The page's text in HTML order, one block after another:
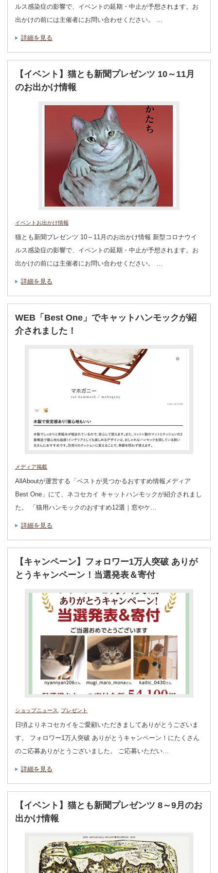
ルス感染症の影響で、イベントの延期・中止が予想されます。お
出かけの前には主催者にお問い合わせください。 …
詳細を見る
【イベント】猫とも新聞プレゼンツ 10～11月
のお出かけ情報
イベントお出かけ情報
猫とも新聞プレゼンツ 10～11月のお出かけ情報 新型コロナウイ
ルス感染症の影響で、イベントの延期・中止が予想されます。お
出かけの前には主催者にお問い合わせください。 …
詳細を見る
WEB「Best One」でキャットハンモックが紹
介されました！
メディア掲載
AllAboutが運営する「ベストが見つかるおすすめ情報メディア
Best One」にて、ネコセカイ キャットハンモックが紹介されまし
た。 「猫用ハンモックのおすすめ12選｜窓やケ…
詳細を見る
【キャンペーン】フォロワー1万人突破 ありが
とうキャンペーン！当選発表＆寄付
ショップニュース プレゼント
日頃よりネコセカイをご愛顧いただきましてありがとうございま
す。 フォロワー1万人突破 ありがとうキャンペーン！にたくさん
のご応募ありがとうございました。 ご応募いただい…
詳細を見る
【イベント】猫とも新聞プレゼンツ 8～9月のお
出かけ情報